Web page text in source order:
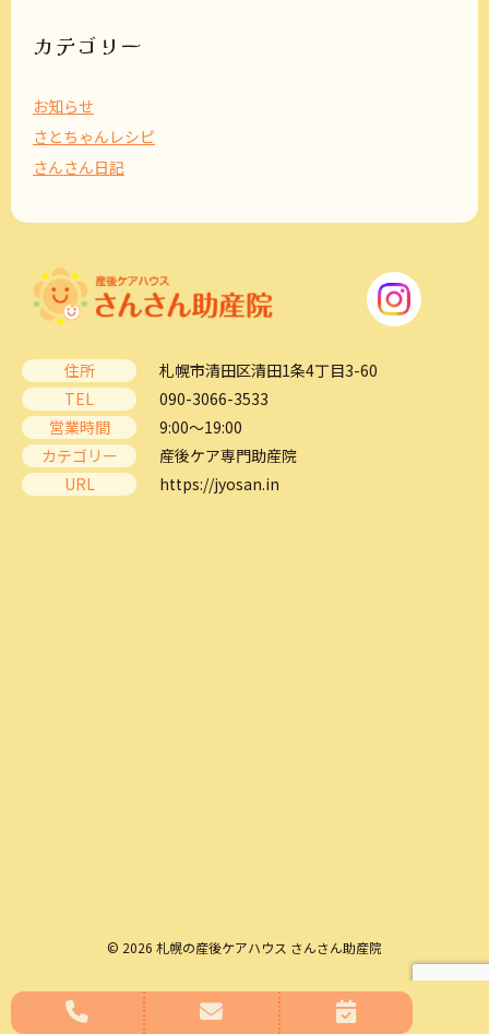
ブ
カテゴリー
お知らせ
さとちゃんレシピ
さんさん日記
住所
札幌市清田区清田1条4丁目3-60
TEL
090-3066-3533
営業時間
9:00～19:00
カテゴリー
産後ケア専門助産院
URL
https://jyosan.in
© 2026 札幌の産後ケアハウス さんさん助産院